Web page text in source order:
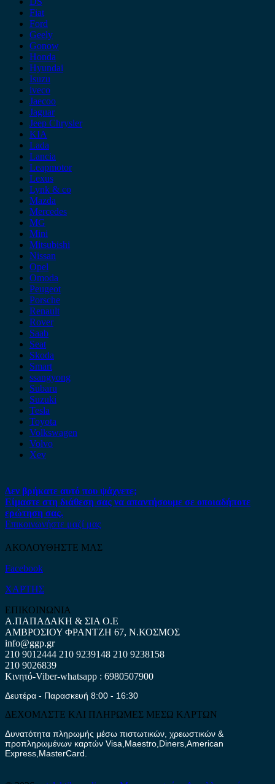
Fiat
Ford
Geely
Gonow
Honda
Hyundai
Isuzu
iveco
Jaecoo
Jaguar
Jeep Chrysler
KIA
Lada
Lancia
Leapmotor
Lexus
Lynk & co
Mazda
Mercedes
MG
Mini
Mitsubishi
Nissan
Opel
Omoda
Peugeot
Porsche
Renault
Rover
Saab
Seat
Skoda
Smart
ssangyong
Subaru
Suzuki
Tesla
Toyota
Volkswagen
Volvo
Xev
Δεν βρήκατε αυτό που ψάχνετε;
Είμαστε στη διάθεση σας να απαντήσουμε σε οποιαδήποτε
ερώτηση σας.
Επικοινωνήστε μαζί μας
ΑΚΟΛΟΥΘΗΣΤΕ ΜΑΣ
Facebook
ΧΑΡΤΗΣ
ΕΠΙΚΟΙΝΩΝΙΑ
Α.ΠΑΠΑΔΑΚΗ & ΣΙΑ Ο.Ε
ΑΜΒΡΟΣΙΟΥ ΦΡΑΝΤΖΗ 67, Ν.ΚΟΣΜΟΣ
info@ggp.gr
210 9012444 210 9239148 210 9238158
210 9026839
Κινητό-Viber-whatsapp : 6980507900
Δευτέρα - Παρασκευή 8:00 - 16:30
ΔΕΧΟΜΑΣΤΕ ΚΑΙ ΠΛΗΡΩΜΕΣ ΜΕΣΩ ΚΑΡΤΩΝ
Δυνατότητα πληρωμής μέσω πιστωτικών, χρεωστικών &
προπληρωμένων καρτών Visa,Maestro,Diners,American
Express,MasterCard.